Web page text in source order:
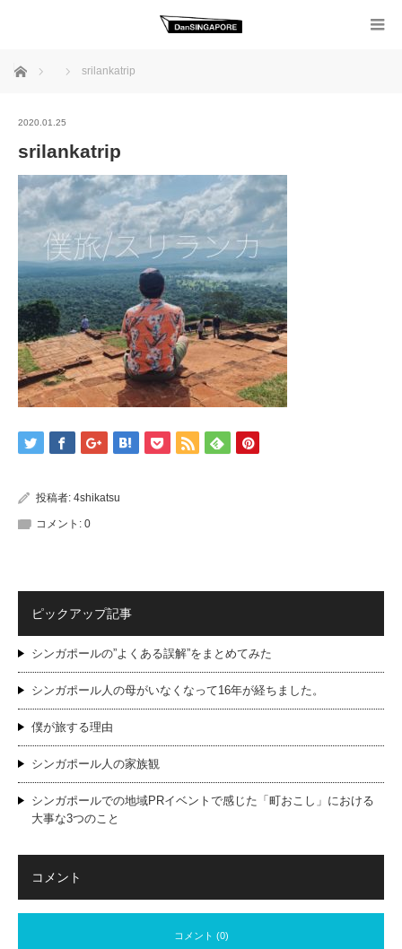
ホーム srilankatrip
2020.01.25
srilankatrip
投稿者: 4shikatsu
コメント: 0
ピックアップ記事
シンガポールの”よくある誤解”をまとめてみた
シンガポール人の母がいなくなって16年が経ちました。
僕が旅する理由
シンガポール人の家族観
シンガポールでの地域PRイベントで感じた「町おこし」における
大事な3つのこと
コメント
コメント (0)